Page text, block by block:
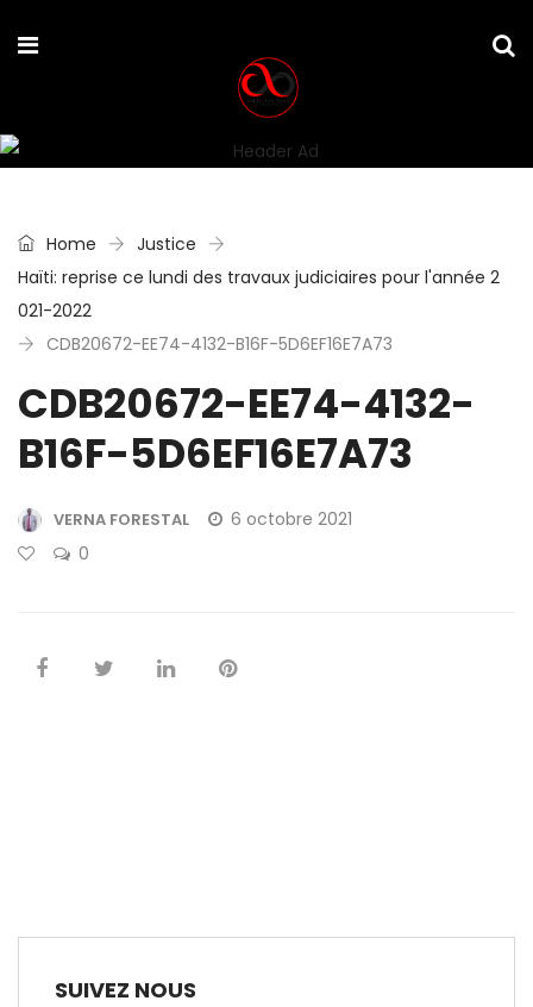
Home
Justice
Haïti: reprise ce lundi des travaux judiciaires pour l'année 2
021-2022
CDB20672-EE74-4132-B16F-5D6EF16E7A73
CDB20672-EE74-4132-
B16F-5D6EF16E7A73
VERNA FORESTAL
6 octobre 2021
0
SUIVEZ NOUS